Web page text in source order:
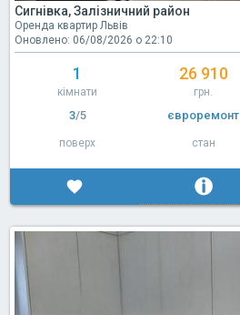
Сигнівка, Залізничний район
Оренда квартир Львів
Оновлено: 06/08/2026 о 22:10
1
кімнати
26 910
грн.
3/5
поверх
євроремонт
стан